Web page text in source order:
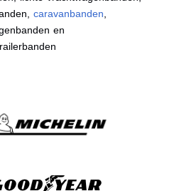
caravanbanden,
en